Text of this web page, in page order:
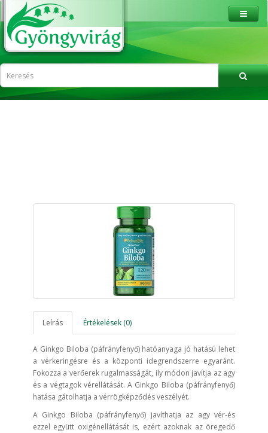
Leírás Értékelések (0)
A Ginkgo Biloba (páfrányfenyő) hatóanyaga jó hatású lehet
a vérkeringésre és a központi idegrendszerre egyaránt.
Fokozza a verőerek rugalmasságát, ily módon javítja az agy
és a végtagok vérellátását. A Ginkgo Biloba (páfrányfenyő)
hatása gátolhatja a vérrögképződés veszélyét.
A Ginkgo Biloba (páfrányfenyő) javíthatja az agy vér-és
ezzel együtt oxigénellátását is, ezért azoknak az öregedő